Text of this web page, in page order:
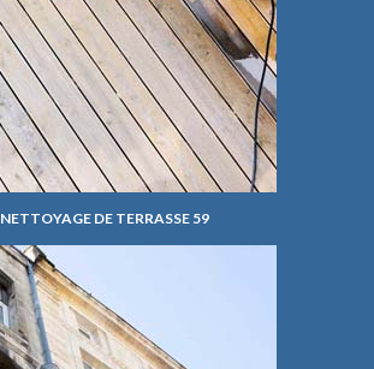
NETTOYAGE DE TERRASSE 59